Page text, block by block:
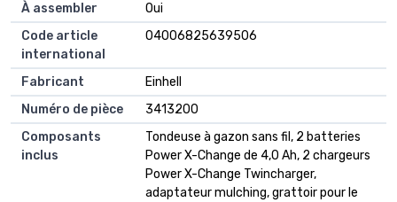
À assembler
Oui
Code article
international
04006825639506
Fabricant
Einhell
Numéro de pièce
3413200
Composants
inclus
Tondeuse à gazon sans fil, 2 batteries
Power X-Change de 4,0 Ah, 2 chargeurs
Power X-Change Twincharger,
adaptateur mulching, grattoir pour le